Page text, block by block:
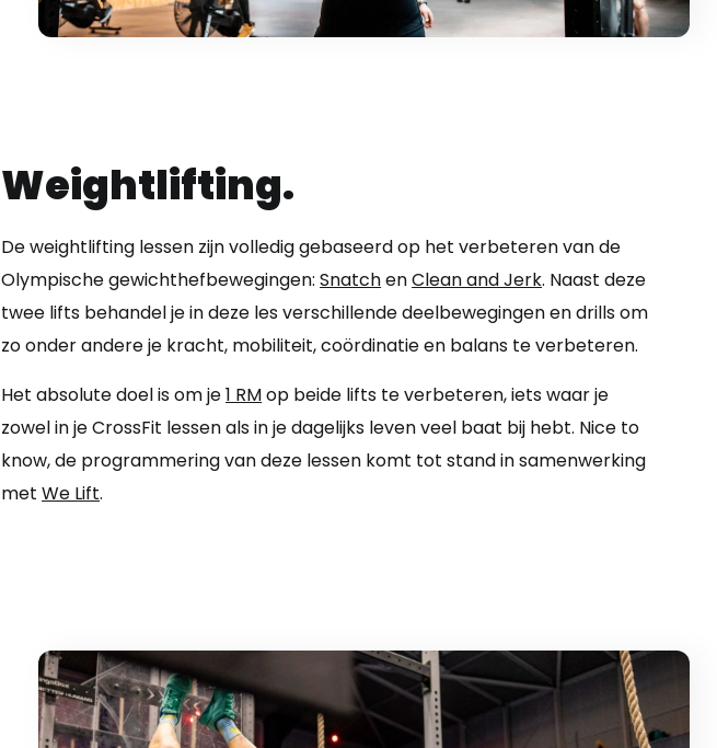
Weightlifting.
De weightlifting lessen zijn volledig gebaseerd op het verbeteren van de
Olympische gewichthefbewegingen:SnatchenClean and Jerk. Naast deze
twee lifts behandel je in deze les verschillende deelbewegingen en drills om
zo onder andere je kracht, mobiliteit, coördinatie en balans te verbeteren.
Het absolute doel is om je1 RMop beide lifts te verbeteren, iets waar je
zowel in je CrossFit lessen als in je dagelijks leven veel baat bij hebt. Nice to
know, de programmering van deze lessen komt tot stand in samenwerking
metWe Lift.